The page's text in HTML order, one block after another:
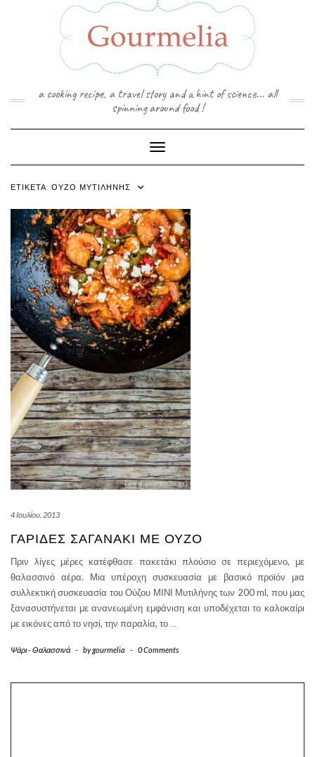
a cooking recipe, a travel story and a hint of science... all
spinning around food !
Toggle Navigation
ΕΤΙΚΈΤΑ: ΟΎΖΟ ΜΥΤΙΛΉΝΗΣ
4 Ιουλίου, 2013
ΓΑΡΊΔΕΣ ΣΑΓΑΝΆΚΙ ΜΕ ΟΎΖΟ
Πριν λίγες μέρες κατέφθασε πακετάκι πλούσιο σε περιεχόμενο, με
θαλασσινό αέρα. Μια υπέροχη συσκευασία με βασικό προϊόν μια
συλλεκτική συσκευασία του Ούζου ΜΙΝΙ Μυτιλήνης των 200 ml, που μας
ξανασυστήνεται με ανανεωμένη εμφάνιση και υποδέχεται το καλοκαίρι
με εικόνες από το νησί, την παραλία, το…
Ψάρι - Θαλασσινά - bygourmelia - 0 Comments